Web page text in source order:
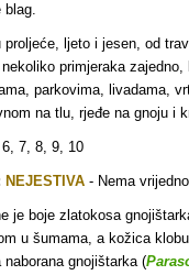
blag.
proljeće, ljeto i jesen, od
primjeraka
parkovima, livadama,
na tlu, rjeđe na gnoju i
7, 8, 9, 10
NEJESTIVA - Nema
je boje zlatokosa
u šumama, a kožica
gnojištarka (